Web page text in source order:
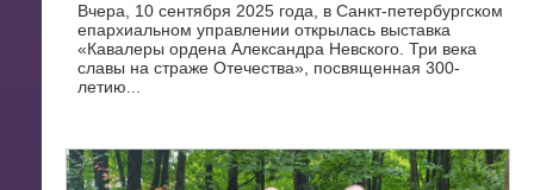
Вчера, 10 сентября 2025 года, в Санкт-петербургском
епархиальном управлении открылась выставка
«Кавалеры ордена Александра Невского. Три века
славы на страже Отечества», посвященная 300-
летию...